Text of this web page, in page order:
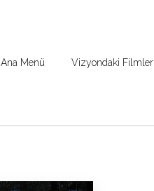
Ana Menü Vizyondaki Filmler